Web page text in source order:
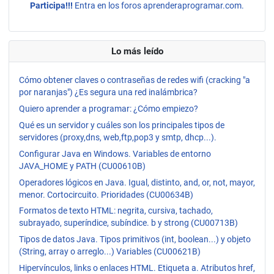
Participa!!! Entra en los foros aprenderaprogramar.com.
Lo más leído
Cómo obtener claves o contraseñas de redes wifi (cracking "a
por naranjas") ¿Es segura una red inalámbrica?
Quiero aprender a programar: ¿Cómo empiezo?
Qué es un servidor y cuáles son los principales tipos de
servidores (proxy,dns, web,ftp,pop3 y smtp, dhcp...).
Configurar Java en Windows. Variables de entorno
JAVA_HOME y PATH (CU00610B)
Operadores lógicos en Java. Igual, distinto, and, or, not, mayor,
menor. Cortocircuito. Prioridades (CU00634B)
Formatos de texto HTML: negrita, cursiva, tachado,
subrayado, superíndice, subíndice. b y strong (CU00713B)
Tipos de datos Java. Tipos primitivos (int, boolean...) y objeto
(String, array o arreglo...) Variables (CU00621B)
Hipervínculos, links o enlaces HTML. Etiqueta a. Atributos href,